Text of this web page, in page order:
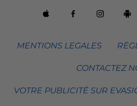
MENTIONS LEGALES
CONTACTEZ
VOTRE PUBLICITÉ SUR